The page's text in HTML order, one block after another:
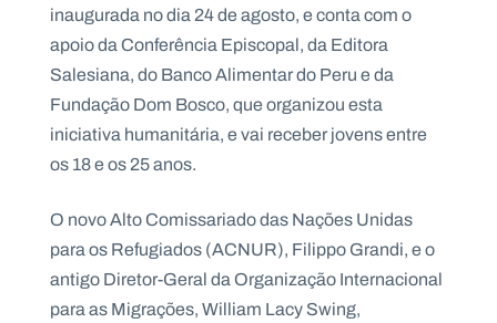
inaugurada no dia 24 de agosto, e conta com o
apoio da Conferência Episcopal, da Editora
Salesiana, do Banco Alimentar do Peru e da
Fundação Dom Bosco, que organizou esta
iniciativa humanitária, e vai receber jovens entre
os 18 e os 25 anos.
O novo Alto Comissariado das Nações Unidas
para os Refugiados (ACNUR), Filippo Grandi, e o
antigo Diretor-Geral da Organização Internacional
para as Migrações, William Lacy Swing,